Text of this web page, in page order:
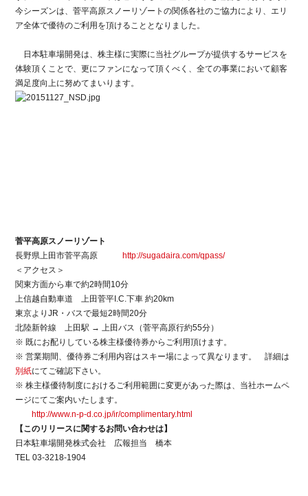
今シーズンは、菅平高原スノーリゾートの関係各社のご協力により、エリ
ア全体で優待のご利用を頂けることとなりました。
日本駐車場開発は、株主様に実際に当社グループが提供するサービスを
体験頂くことで、更にファンになって頂くべく、全ての事業において顧客
満足度向上に努めてまいります。
菅平高原スノーリゾート
長野県上田市菅平高原 http://sugadaira.com/qpass/
＜アクセス＞
関東方面から車で約2時間10分
上信越自動車道 上田菅平I.C.下車 約20km
東京よりJR・バスで最短2時間20分
北陸新幹線 上田駅 → 上田バス（菅平高原行約55分）
※ 既にお配りしている株主様優待券からご利用頂けます。
※ 営業期間、優待券ご利用内容はスキー場によって異なります。 詳細は
別紙にてご確認下さい。
※ 株主様優待制度におけるご利用範囲に変更があった際は、当社ホームペ
ージにてご案内いたします。
http://www.n-p-d.co.jp/ir/complimentary.html
【このリリースに関するお問い合わせは】
日本駐車場開発株式会社 広報担当 橋本
TEL 03-3218-1904